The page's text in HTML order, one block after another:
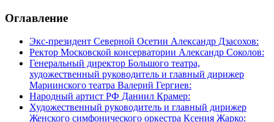
Оглавление
Экс-президент Северной Осетии Александр Дзасохов:
Ректор Московской консерватории Александр Соколов:
Генеральный директор Большого театра,
художественный руководитель и главный дирижер
Мариинского театра Валерий Гергиев:
Народный артист РФ Даниил Крамер:
Художественный руководитель и главный дирижер
Женского симфонического оркестра Ксения Жарко: